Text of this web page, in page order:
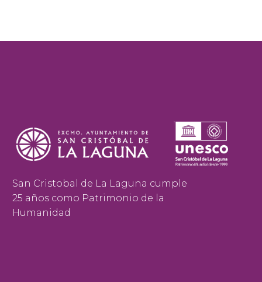
San Cristobal de La Laguna cumple
25 años como Patrimonio de la
Humanidad